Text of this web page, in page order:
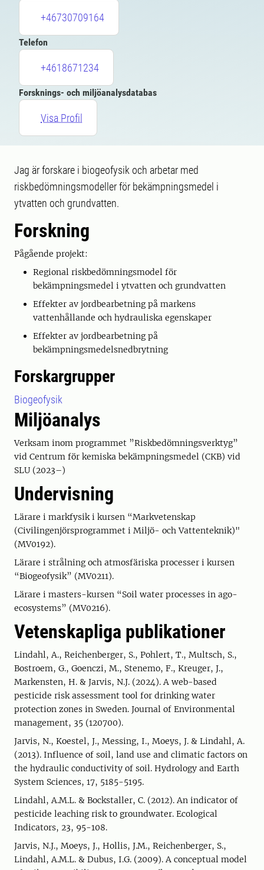
+46730709164
Telefon
+4618671234
Forsknings- och miljöanalysdatabas
Visa Profil
Jag är forskare i biogeofysik och arbetar med
riskbedömningsmodeller för bekämpningsmedel i
ytvatten och grundvatten.
Forskning
Pågående projekt:
Regional riskbedömningsmodel för
bekämpningsmedel i ytvatten och grundvatten
Effekter av jordbearbetning på markens
vattenhållande och hydrauliska egenskaper
Effekter av jordbearbetning på
bekämpningsmedelsnedbrytning
Forskargrupper
Biogeofysik
Miljöanalys
Verksam inom programmet ”Riskbedömningsverktyg”
vid Centrum för kemiska bekämpningsmedel (CKB) vid
SLU (2023–)
Undervisning
Lärare i markfysik i kursen “Markvetenskap
(Civilingenjörsprogrammet i Miljö- och Vattenteknik)"
(MV0192).
Lärare i strålning och atmosfäriska processer i kursen
“Biogeofysik” (MV0211).
Lärare i masters-kursen “Soil water processes in ago-
ecosystems” (MV0216).
Vetenskapliga publikationer
Lindahl, A., Reichenberger, S., Pohlert, T., Multsch, S.,
Bostroem, G., Goenczi, M., Stenemo, F., Kreuger, J.,
Markensten, H. & Jarvis, N.J. (2024). A web-based
pesticide risk assessment tool for drinking water
protection zones in Sweden. Journal of Environmental
management, 35 (120700).
Jarvis, N., Koestel, J., Messing, I., Moeys, J. & Lindahl, A.
(2013). Influence of soil, land use and climatic factors on
the hydraulic conductivity of soil. Hydrology and Earth
System Sciences, 17, 5185-5195.
Lindahl, A.M.L. & Bockstaller, C. (2012). An indicator of
pesticide leaching risk to groundwater. Ecological
Indicators, 23, 95-108.
Jarvis, N.J., Moeys, J., Hollis, J.M., Reichenberger, S.,
Lindahl, A.M.L. & Dubus, I.G. (2009). A conceptual model